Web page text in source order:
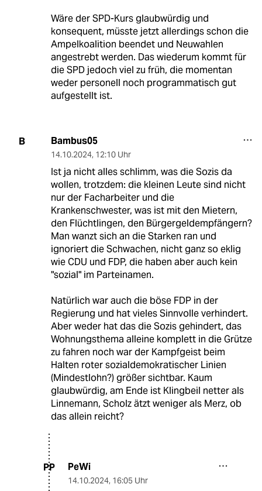
Wäre der SPD-Kurs glaubwürdig und
konsequent, müsste jetzt allerdings schon die
Ampelkoalition beendet und Neuwahlen
angestrebt werden. Das wiederum kommt für
die SPD jedoch viel zu früh, die momentan
weder personell noch programmatisch gut
aufgestellt ist.
B Bambus05
14.10.2024, 12:10 Uhr
Ist ja nicht alles schlimm, was die Sozis da
wollen, trotzdem: die kleinen Leute sind nicht
nur der Facharbeiter und die
Krankenschwester, was ist mit den Mietern,
den Flüchtlingen, den Bürgergeldempfängern?
Man wanzt sich an die Starken ran und
ignoriert die Schwachen, nicht ganz so eklig
wie CDU und FDP, die haben aber auch kein
"sozial" im Parteinamen.
Natürlich war auch die böse FDP in der
Regierung und hat vieles Sinnvolle verhindert.
Aber weder hat das die Sozis gehindert, das
Wohnungsthema alleine komplett in die Grütze
zu fahren noch war der Kampfgeist beim
Halten roter sozialdemokratischer Linien
(Mindestlohn?) größer sichtbar. Kaum
glaubwürdig, am Ende ist Klingbeil netter als
Linnemann, Scholz ätzt weniger als Merz, ob
das allein reicht?
PP PeWi
14.10.2024, 16:05 Uhr